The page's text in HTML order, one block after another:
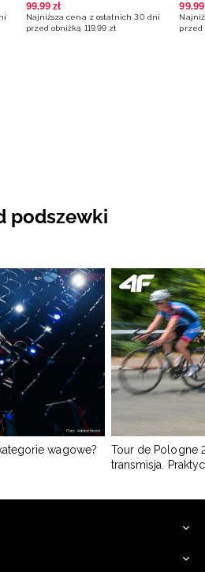
99,99 zł
Najniższa cena z ostatnich 30 dni
przed obniżką 119,99 zł
99,99
przed
podszewki
wagowe?
Tour de Pologne
transmisja.